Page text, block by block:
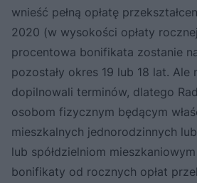
wnieść pełną opłatę
2020 (w wysokości opłaty
procentowa bonifikata zostanie
pozostały okres 19 lub 18 lat. Ale
dopilnowali terminów, dlatego
osobom fizycznym będącym
mieszkalnych jednorodzinnych
lub spółdzielniom
bonifikaty od rocznych opłat